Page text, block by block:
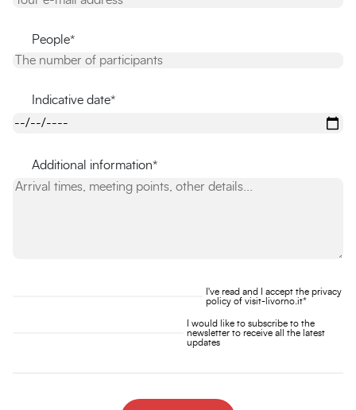
People*
Indicative date*
Additional information*
I've read and I accept theprivacy
policy of visit-livorno.it*
I would like to subscribe to the
newsletter to receive all the latest
updates